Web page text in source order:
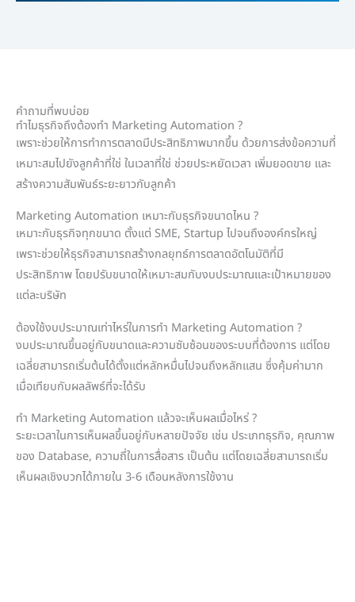
คำถามที่พบบ่อย
ทำไมธุรกิจถึงต้องทำ Marketing Automation ?
เพราะช่วยให้การทำการตลาดมีประสิทธิภาพมากขึ้น ด้วยการส่งข้อความที่
เหมาะสมไปยังลูกค้าที่ใช่ ในเวลาที่ใช่ ช่วยประหยัดเวลา เพิ่มยอดขาย และ
สร้างความสัมพันธ์ระยะยาวกับลูกค้า
Marketing Automation เหมาะกับธุรกิจขนาดไหน ?
เหมาะกับธุรกิจทุกขนาด ตั้งแต่ SME, Startup ไปจนถึงองค์กรใหญ่
เพราะช่วยให้ธุรกิจสามารถสร้างกลยุทธ์การตลาดอัตโนมัติที่มี
ประสิทธิภาพ โดยปรับขนาดให้เหมาะสมกับงบประมาณและเป้าหมายของ
แต่ละบริษัท
ต้องใช้งบประมาณเท่าไหร่ในการทำ Marketing Automation ?
งบประมาณขึ้นอยู่กับขนาดและความซับซ้อนของระบบที่ต้องการ แต่โดย
เฉลี่ยสามารถเริ่มต้นได้ตั้งแต่หลักหมื่นไปจนถึงหลักแสน ซึ่งคุ้มค่ามาก
เมื่อเทียบกับผลลัพธ์ที่จะได้รับ
ทำ Marketing Automation แล้วจะเห็นผลเมื่อไหร่ ?
ระยะเวลาในการเห็นผลขึ้นอยู่กับหลายปัจจัย เช่น ประเภทธุรกิจ, คุณภาพ
ของ Database, ความถี่ในการสื่อสาร เป็นต้น แต่โดยเฉลี่ยสามารถเริ่ม
เห็นผลเชิงบวกได้ภายใน 3-6 เดือนหลังการใช้งาน